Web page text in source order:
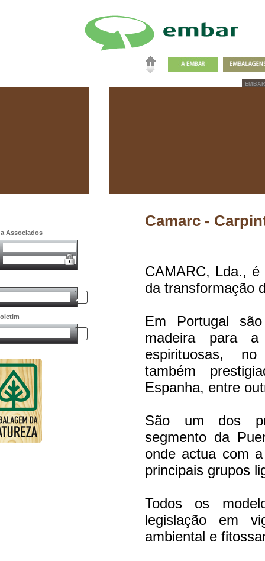
EMBAR
Associados
Camarc -
CAMARC, Lda.,
da transformação
Em Portugal
madeira para
espirituosas,
também
Espanha, entre
São um dos
segmento da
onde actua com
principais grupos
Todos os
legislação em
ambiental e